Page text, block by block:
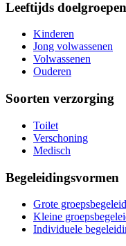
Leeftijds doelgroepen
Kinderen
Jong volwassenen
Volwassenen
Ouderen
Soorten verzorging
Toilet
Verschoning
Medisch
Begeleidingsvormen
Grote
Kleine
Individuele